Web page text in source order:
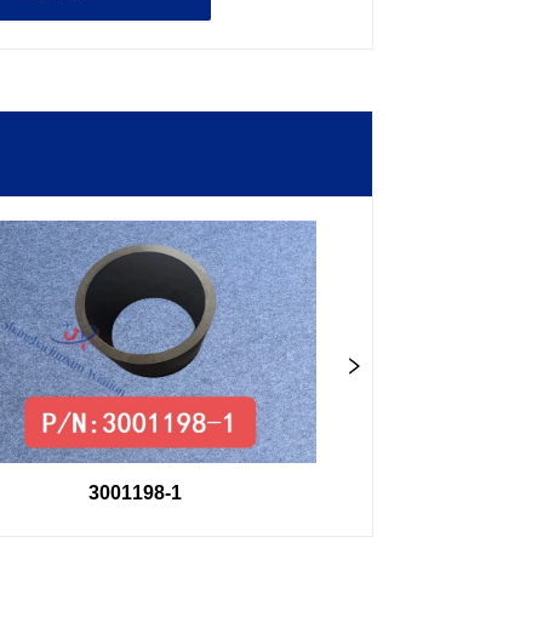
3001198-1